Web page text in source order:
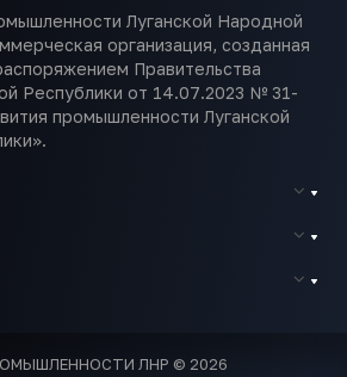
Луганской Народной
организация, созданная
Правительства
Республики от 14.07.2023 № 31-
промышленности Луганской
ЛНР © 2026